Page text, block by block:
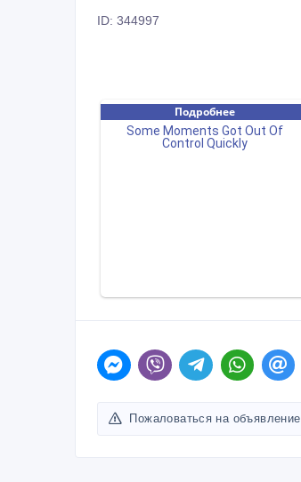
ID: 344997
Пожаловаться на объявление